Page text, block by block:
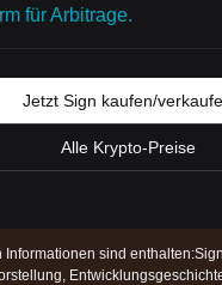
für Arbitrage.
Jetzt Sign kaufen/
Alle Krypto-Preise
Informationen sind enthalten: